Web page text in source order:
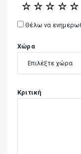
☆
☆
☆
☆
☆
Θέλω να
Χώρα
Κριτική